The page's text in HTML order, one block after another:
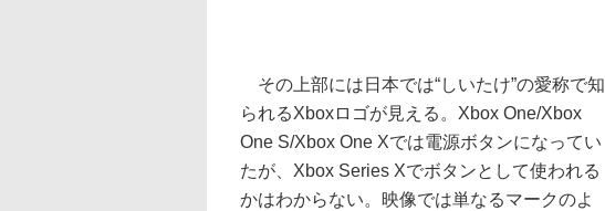
その上部には日本では“しいたけ”の愛称で知
られるXboxロゴが見える。Xbox One/Xbox
One S/Xbox One Xでは電源ボタンになってい
たが、Xbox Series Xでボタンとして使われる
かはわからない。映像では単なるマークのよ